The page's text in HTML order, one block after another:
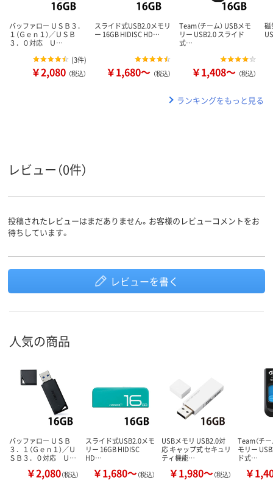
バッファロー ＵＳＢ３．
１（Ｇｅｎ１）／ＵＳＢ
３．０対応 Ｕ…
(3件)
￥2,080 （税込）
スライド式USB2.0メモリ
ー 16GB HIDISC HD…
￥1,680～ （税込）
Team（チーム） USBメモ
リー USB2.0 スライド
式…
￥1,408～ （税込）
磁
ランキングをもっと見る
レビュー（0件）
投稿されたレビューはまだありません。お客様のレビューコメントをお
待ちしています。
レビューを書く
人気の商品
バッファロー ＵＳＢ
３．１（Ｇｅｎ１）／Ｕ
ＳＢ３．０対応 Ｕ…
￥2,080（税込）
スライド式USB2.0メモ
リー 16GB HIDISC
HD…
￥1,680～（税込）
USBメモリ USB2.0対
応 キャップ式 セキュリ
ティ機能…
￥1,980～（税込）
Team（チ
モリー
ド式…
￥